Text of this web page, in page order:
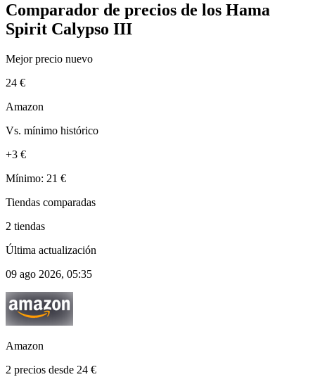
Comparador de precios de los Hama
Spirit Calypso III
Mejor precio nuevo
24 €
Amazon
Vs. mínimo histórico
+3 €
Mínimo: 21 €
Tiendas comparadas
2 tiendas
Última actualización
09 ago 2026, 05:35
Amazon
2 precios desde 24 €